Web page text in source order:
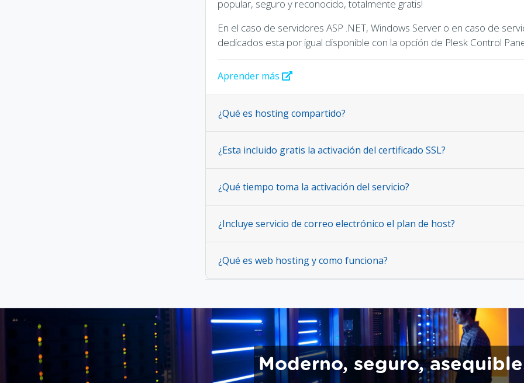
popular, seguro y reconocido, totalmente gratis!
En el caso de servidores ASP .NET, Windows Server o en caso de
dedicados esta por igual disponible con la opción de Plesk Control
Aprender más
¿Qué es hosting compartido?
¿Esta incluido gratis la activación del certificado SSL?
¿Qué tiempo toma la activación del servicio?
¿Incluye servicio de correo electrónico el plan de host?
¿Qué es web hosting y como funciona?
Moderno, seguro,